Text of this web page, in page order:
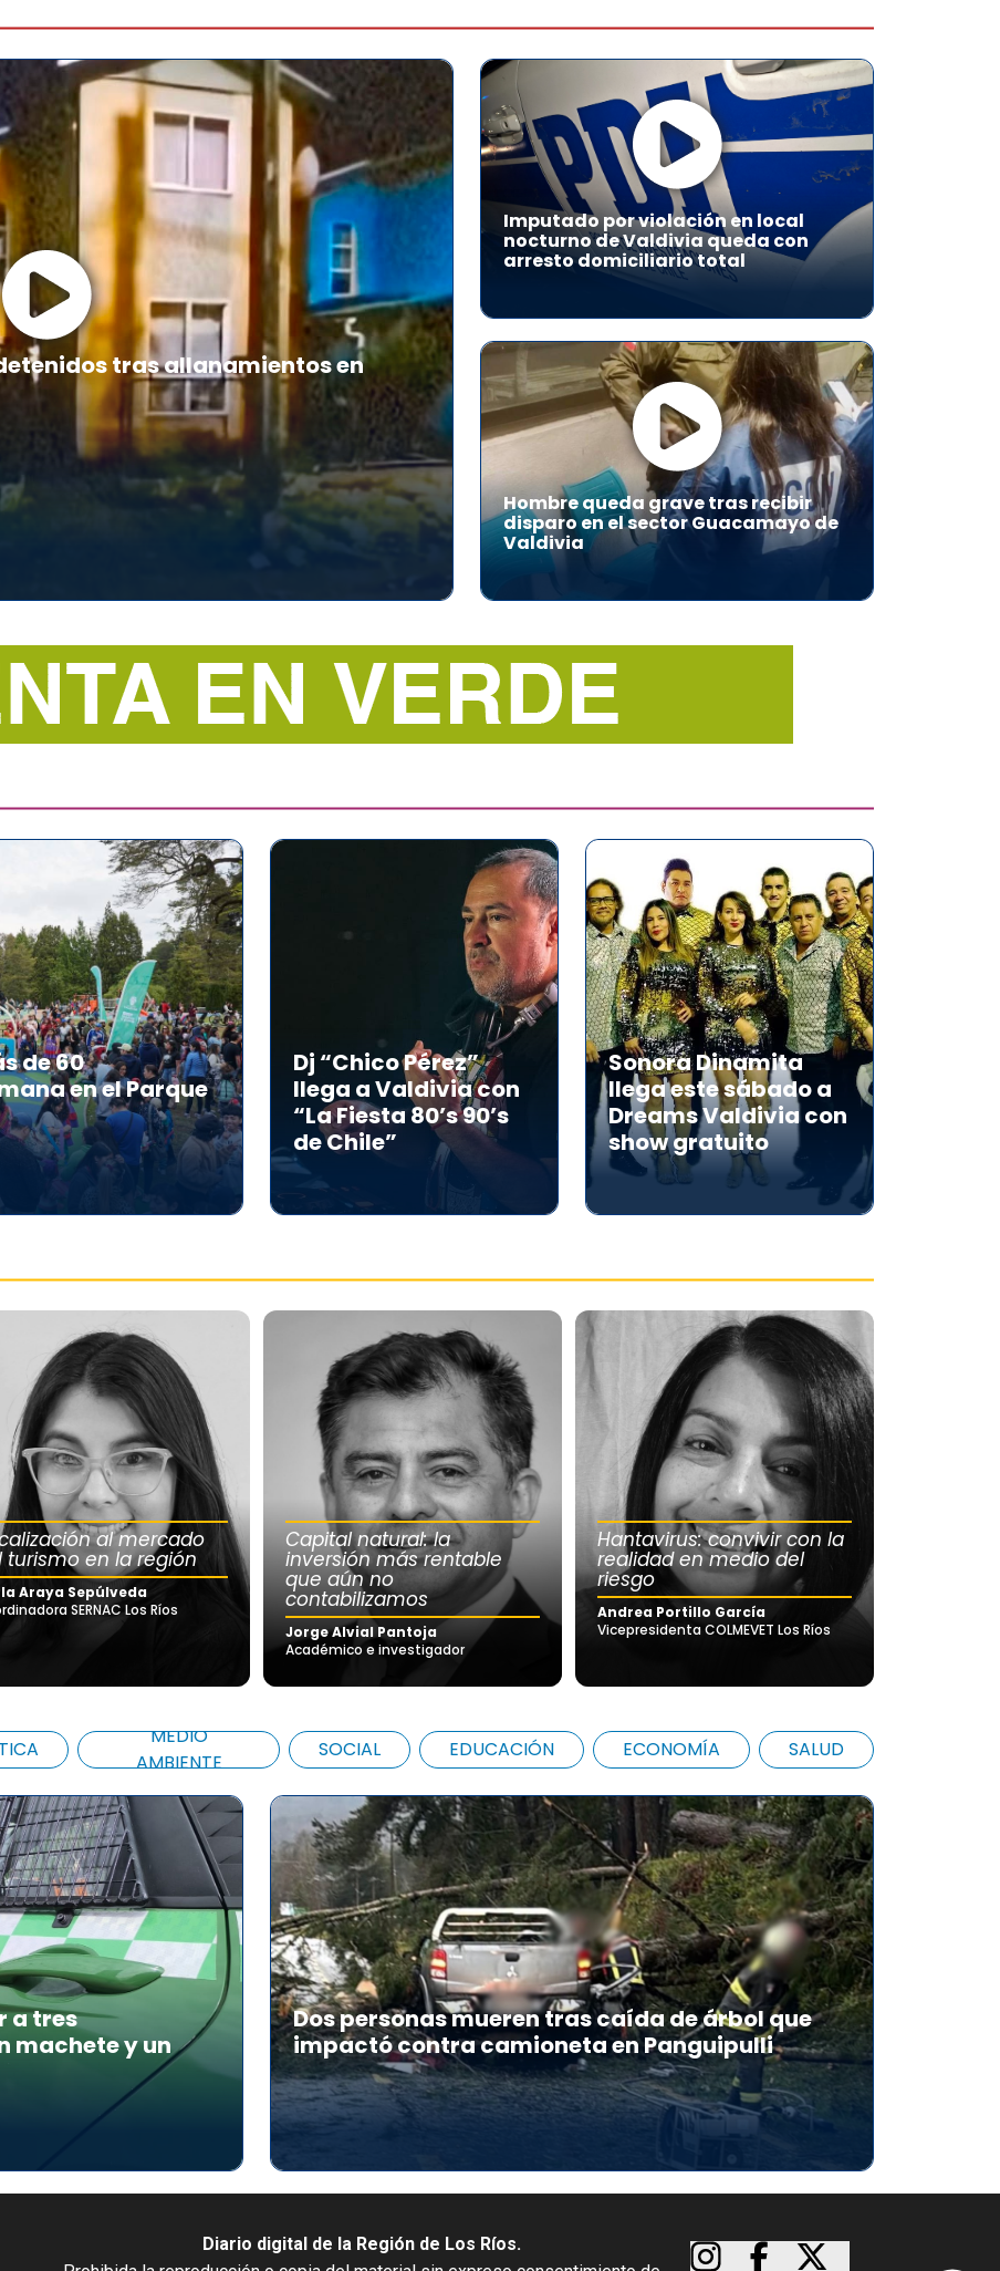
tras allanamientos en
Imputado por violación en local
nocturno de Valdivia queda con
arresto domiciliario total
Hombre queda grave tras recibir
disparo en el sector Guacamayo de
Valdivia
de 60
en el Parque
Dj “Chico Pérez”
llega a Valdivia con
“La Fiesta 80’s 90’s
de Chile”
Sonora Dinamita
llega este sábado a
Dreams Valdivia con
show gratuito
al mercado
turismo en la región
Araya Sepúlveda
SERNAC Los Ríos
Capital natural: la
inversión más rentable
que aún no
contabilizamos
Jorge Alvial Pantoja
Académico e investigador
Hantavirus: convivir con la
realidad en medio del
riesgo
Andrea Portillo García
Vicepresidenta COLMEVET Los Ríos
MEDIO
AMBIENTE
SOCIAL EDUCACIÓN ECONOMÍA SALUD
a tres
machete y un
Dos personas mueren tras caída de árbol que
impactó contra camioneta en Panguipulli
Diario digital de la Región de Los Ríos.